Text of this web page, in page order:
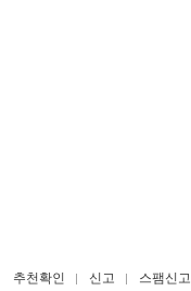
추천확인 신고 스팸신고